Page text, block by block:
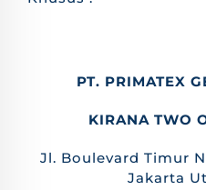
PT. PRIMATEX
KIRANA TWO
Jl. Boulevard Timur
Jakarta